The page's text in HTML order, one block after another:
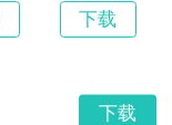
下载
下载